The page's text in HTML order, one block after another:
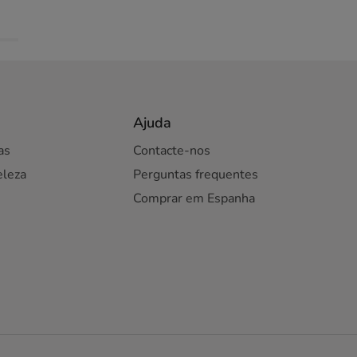
Ajuda
Contacte-nos
Perguntas frequentes
Comprar em Espanha